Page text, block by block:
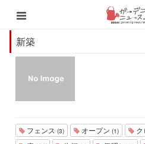
新築
フェンス (3) オープン (1)